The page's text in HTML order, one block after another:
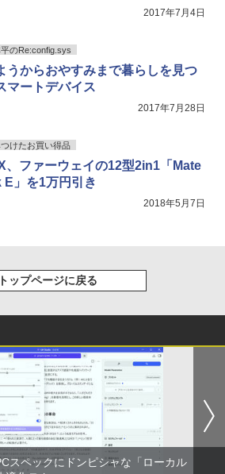
PIECE モノクロ版 115 (ジャンプコミッ
2017年7月4日
のRe:config.sys
うからおやすみまで暮らしを見つ
マートデバイス
2017年7月28日
けたお買い得品
、ファーウェイの12型2in1「Mate
E」を1万円引き
2018年5月7日
トップページに戻る
スペックにドンピシャな「ローカル